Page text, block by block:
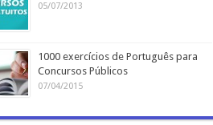
05/07/2013
1000 exercícios de Português para
Concursos Públicos
07/04/2015